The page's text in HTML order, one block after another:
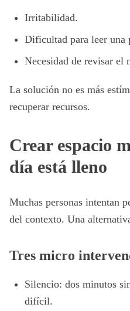
Irritabilidad.
Dificultad para leer una
Necesidad de revisar
La solución no es más
recuperar recursos.
Crear espacio
día está lleno
Muchas personas intentan
del contexto. Una
Tres micro
Silencio: dos minutos
difícil.